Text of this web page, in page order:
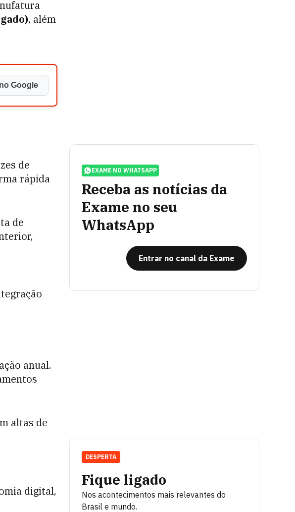
, além
Google
de
rápida
de
anual.
altas de
digital,
EXAME NO WHATSAPP
Receba as notícias da
Exame no seu
WhatsApp
Entrar no canal da Exame
Fique ligado
Nos acontecimentos mais relevantes do
Brasil e mundo.
DESPERTA